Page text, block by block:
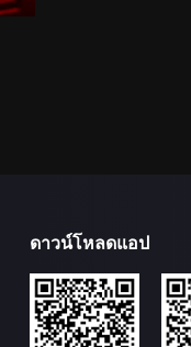
ดาวน์โหลดแอป